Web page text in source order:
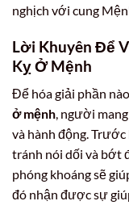
nghịch với cung
Lời Khuyên Để
Kỵ Ở Mệnh
Để hóa giải phần
ở mệnh, người
và hành động. Trước
tránh nói dối và bớt
phóng khoáng sẽ
đó nhận được sự